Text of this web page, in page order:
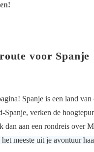
voor Spanje
Spanje is een land
Spanje, verken de
dan aan een rondreis over
meeste uit je avontuur